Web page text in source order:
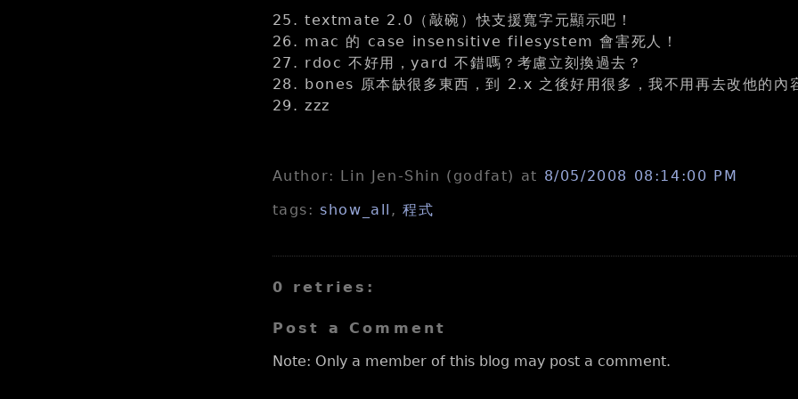
25. textmate 2.0（敲碗）快支援寬字元顯示吧！
26. mac 的 case insensitive filesystem 會害死人！
27. rdoc 不好用，yard 不錯嗎？考慮立刻換過去？
28. bones 原本缺很多東西，到 2.x 之後好用很多，我不用再去改他的內
29. zzz
Author: Lin Jen-Shin (godfat) at 8/05/2008 08:14:00 PM
tags:show_all ,程式
0 retries:
Post a Comment
Note: Only a member of this blog may post a comment.